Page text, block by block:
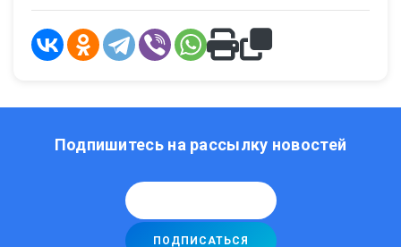
Подпишитесь на рассылку новостей